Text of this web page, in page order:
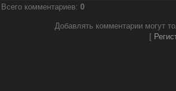
Всего комментариев: 0
Добавлять комментарии могут
[